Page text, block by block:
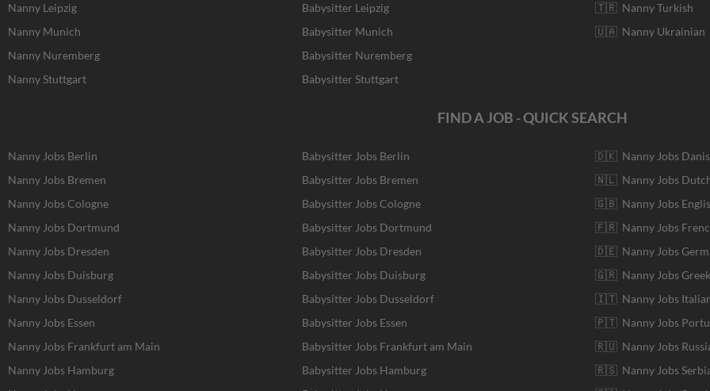
Nanny Leipzig
Nanny Munich
Nanny Nuremberg
Nanny Stuttgart
Babysitter Leipzig
Babysitter Munich
Babysitter Nuremberg
Babysitter Stuttgart
🇹🇷 Nanny Turkish
🇺🇦 Nanny Ukrainian
FIND A JOB - QUICK SEARCH
Nanny Jobs Berlin
Nanny Jobs Bremen
Nanny Jobs Cologne
Nanny Jobs Dortmund
Nanny Jobs Dresden
Nanny Jobs Duisburg
Nanny Jobs Dusseldorf
Nanny Jobs Essen
Nanny Jobs Frankfurt am Main
Nanny Jobs Hamburg
Babysitter Jobs Berlin
Babysitter Jobs Bremen
Babysitter Jobs Cologne
Babysitter Jobs Dortmund
Babysitter Jobs Dresden
Babysitter Jobs Duisburg
Babysitter Jobs Dusseldorf
Babysitter Jobs Essen
Babysitter Jobs Frankfurt am Main
Babysitter Jobs Hamburg
🇩🇰 Nanny Jobs
🇳🇱 Nanny Jobs
🇬🇧 Nanny Jobs
🇫🇷 Nanny Jobs
🇩🇪 Nanny Jobs
🇬🇷 Nanny Jobs
🇮🇹 Nanny Jobs
🇵🇹 Nanny Jobs
🇷🇺 Nanny Jobs
🇷🇸 Nanny Jobs